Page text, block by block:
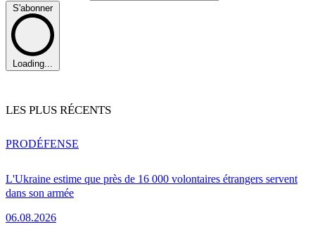
S'abonner
Loading...
LES PLUS RÉCENTS
L'Ukraine estime que près de 16 000 volontaires étrangers servent
dans son armée
06.08.2026
PRODÉFENSE